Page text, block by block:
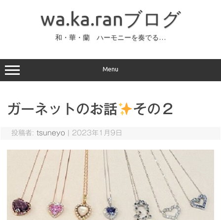
ッ
プ
wa.ka.ranブログ
和・華・蘭 ハーモニーを奏でる…
Menu
ガーネットのお話 その２
投稿者: tsuneyo 2023年1月9日